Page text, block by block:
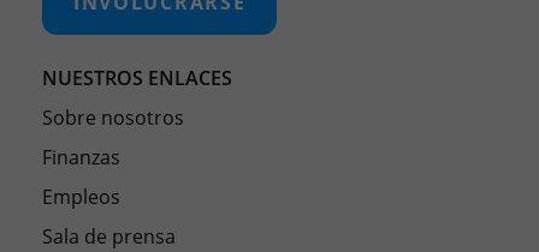
NUESTROS ENLACES
Sobre nosotros
Finanzas
Empleos
Sala de prensa